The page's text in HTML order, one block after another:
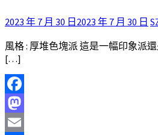
2023 年 7 月 30 日 2023 年 7 月 30 日
風格 : 厚堆色塊派 這是一幅印象派
[…]
Facebook
Mastodon